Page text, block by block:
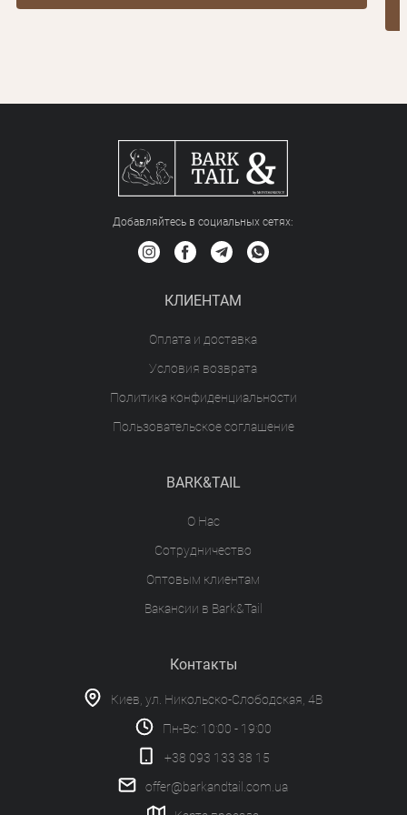
Добавляйтесь в социальных сетяx:
КЛИЕНТАМ
Оплата и доставка
Условия возврата
Политика конфиденциальности
Пользовательское соглашение
BARK&TAIL
О Нас
Сотрудничество
Оптовым клиентам
Вакансии в Bark&Tail
Контакты
Киев, ул. Никольско-Слободская, 4В
Пн-Вс: 10:00 - 19:00
+38 093 133 38 15
offer@barkandtail.com.ua